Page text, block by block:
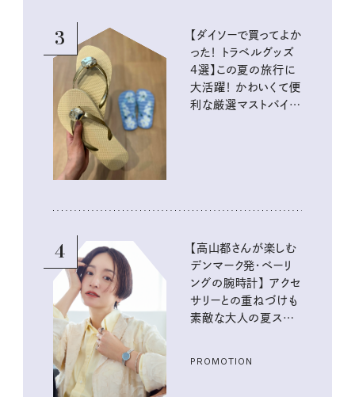
3
【ダイソーで買ってよか
った！ トラベルグッズ
4選】この夏の旅行に
大活躍！ かわいくて便
利な厳選マストバイア
4
【高山都さんが楽しむ
デンマーク発・ベーリ
ングの腕時計】 アクセ
サリーとの重ねづけも
素敵な大人の夏スタイ
PROMOTION